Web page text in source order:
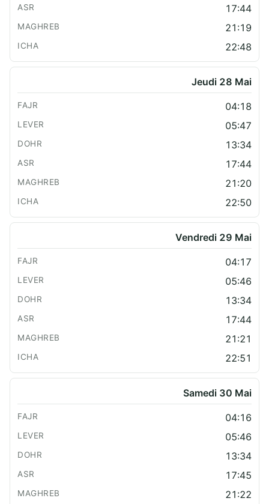
17:44
21:19
22:48
Jeudi 28 Mai
04:18
05:47
13:34
17:44
21:20
22:50
Vendredi 29 Mai
04:17
05:46
13:34
17:44
21:21
22:51
Samedi 30 Mai
04:16
05:46
13:34
17:45
21:22